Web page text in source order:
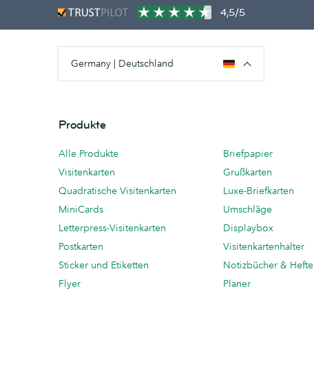
4,5/5
Germany | Deutschland
Produkte
Alle Produkte
Visitenkarten
Quadratische Visitenkarten
MiniCards
Letterpress-Visitenkarten
Postkarten
Sticker und Etiketten
Flyer
Briefpapier
Grußkarten
Luxe-Briefkarten
Umschläge
Displaybox
Visitenkartenhalter
Notizbücher & Hefte
Planer